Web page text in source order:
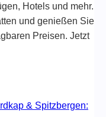
Hotels und mehr.
und genießen Sie
Preisen. Jetzt
& Spitzbergen: